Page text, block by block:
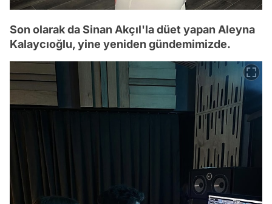
Son olarak da Sinan Akçıl'la düet yapan Aleyna
Kalaycıoğlu, yine yeniden gündemimizde.